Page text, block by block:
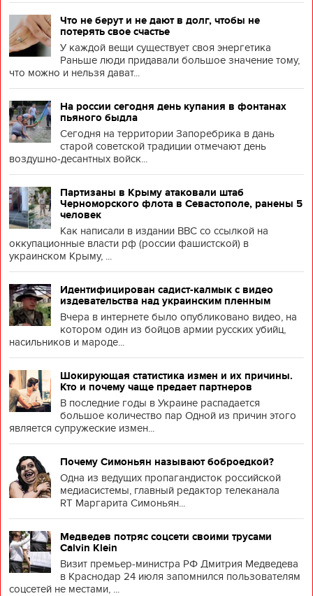
Что не берут и не дают в долг, чтобы не
потерять свое счастье
У каждой вещи существует своя энергетика
Раньше люди придавали большое значение тому,
что можно и нельзя дават...
На россии сегодня день купания в фонтанах
пьяного быдла
Сегодня на территории Запоребрика в дань
старой советской традиции отмечают день
воздушно-десантных войск...
Партизаны в Крыму атаковали штаб
Черноморского флота в Севастополе, ранены 5
человек
Как написали в издании BBC со ссылкой на
оккупационные власти рф (россии фашистской) в
украинском Крыму, ...
Идентифицирован садист-калмык с видео
издевательства над украинским пленным
Вчера в интернете было опубликовано видео, на
котором один из бойцов армии русских убийц,
насильников и мароде...
Шокирующая статистика измен и их причины.
Кто и почему чаще предает партнеров
В последние годы в Украине распадается
большое количество пар Одной из причин этого
является супружеские измен...
Почему Симоньян называют боброедкой?
Одна из ведущих пропагандисток российской
медиасистемы, главный редактор телеканала
RT Маргарита Симоньян...
Медведев потряс соцсети своими трусами
Calvin Klein
Визит премьер-министра РФ Дмитрия Медведева
в Краснодар 24 июля запомнился пользователям
соцсетей не местами, ...